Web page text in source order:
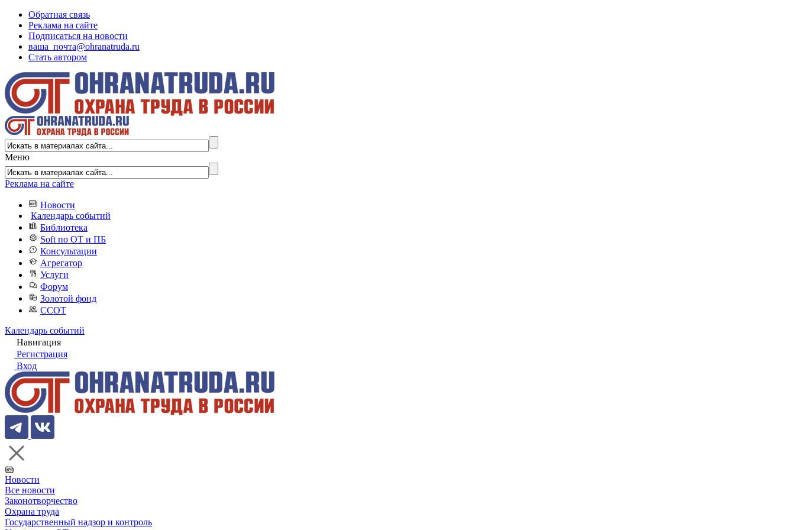
Обратная связь
Реклама на сайте
Подписаться на новости
ваша_почта@ohranatruda.ru
Стать автором
Меню
Реклама на сайте
Новости
Календарь событий
Библиотека
Soft по ОТ и ПБ
Консультации
Агрегатор
Услуги
Форум
Золотой фонд
ССОТ
Календарь событий
Навигация
Регистрация
Вход
Новости
Все новости
Законотворчество
Охрана труда
Государственный надзор и контроль